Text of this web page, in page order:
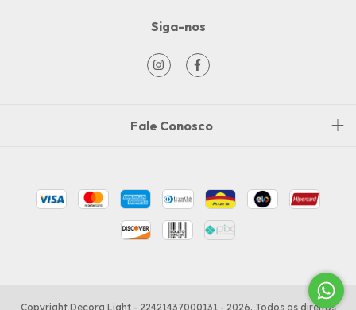
Siga-nos
Fale Conosco
Copyright Decora Light - 22421437000131 - 2026. Todos os direitos